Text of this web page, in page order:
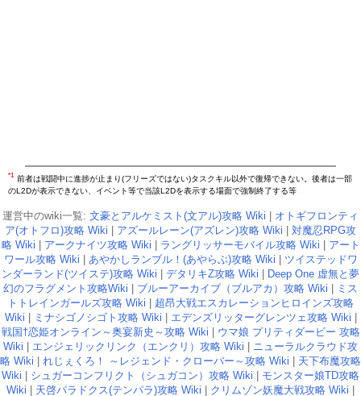
*1 前者は戦闘中に進捗が止まり(フリーズではない)タスクキル以外で復帰できない。後者は一部
のL2Dが表示できない、イベント等で当該L2Dを表示する場面で強制終了する等
運営中のwiki一覧: 文豪とアルケミスト(文アル)攻略 Wiki | オトギフロンティ
ア(オトフロ)攻略 Wiki | アズールレーン(アズレン)攻略 Wiki | 対魔忍RPG攻
略 Wiki | アークナイツ攻略 Wiki | ラングリッサーモバイル攻略 Wiki | アート
ワール攻略 Wiki | あやかしランブル！(あやらぶ)攻略 Wiki | ツイステッドワ
ンダーランド(ツイステ)攻略 Wiki | デタリキZ攻略 Wiki | Deep One 虚無と夢
幻のフラグメント攻略Wiki | ブルーアーカイブ（ブルアカ）攻略 Wiki | ミス
トトレインガールズ攻略 Wiki | 超昂大戦エスカレーションヒロインズ攻略
Wiki | ミナシゴノシゴト攻略 Wiki | エデンズリッターグレンツェ攻略 Wiki |
戦国†恋姫オンライン～奥宴新史～攻略 Wiki | ウマ娘 プリティダービー 攻略
Wiki | エンジェリックリンク（エンクリ）攻略 Wiki | ニューラルクラウド攻
略 Wiki | れじぇくろ！ ～レジェンド・クローバー～攻略 Wiki | 天下布魔攻略
Wiki | シュガーコンフリクト（シュガコン）攻略 Wiki | モンスター娘TD攻略
Wiki | 天啓パラドクス(テンパラ)攻略 Wiki | クリムゾン妖魔大戦攻略 Wiki |